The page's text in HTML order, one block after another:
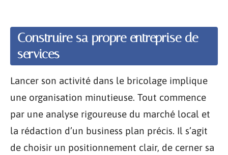
Construire sa propre entreprise de
services
Lancer son activité dans le bricolage implique
une organisation minutieuse. Tout commence
par une analyse rigoureuse du marché local et
la rédaction d’un business plan précis. Il s’agit
de choisir un positionnement clair, de cerner sa